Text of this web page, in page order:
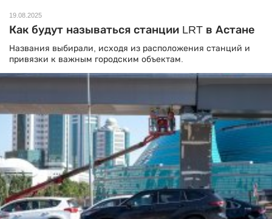
19.08.2025
Как будут называться станции LRT в Астане
Названия выбирали, исходя из расположения станций и
привязки к важным городским объектам.